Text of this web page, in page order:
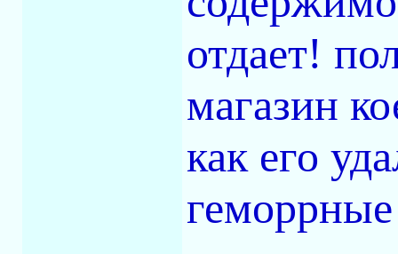
отдает!
магазин
как его